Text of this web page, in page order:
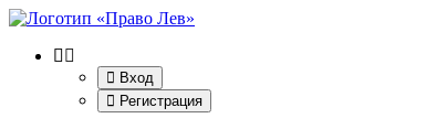
Вход
Регистрация